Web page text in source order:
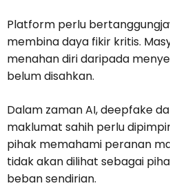
Platform perlu
membina daya fikir kritis.
menahan diri daripada
belum disahkan.
Dalam zaman AI, deepfake
maklumat sahih perlu
pihak memahami peranan
tidak akan dilihat sebagai
beban sendirian.